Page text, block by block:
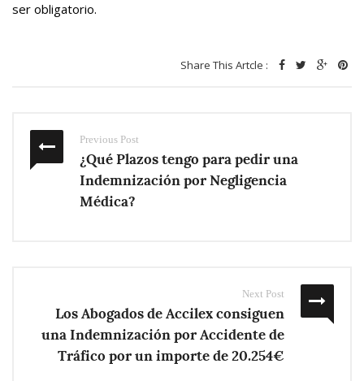
ser obligatorio.
Share This Artcle :
Previous Post
¿Qué Plazos tengo para pedir una
Indemnización por Negligencia
Médica?
Next Post
Los Abogados de Accilex consiguen
una Indemnización por Accidente de
Tráfico por un importe de 20.254€